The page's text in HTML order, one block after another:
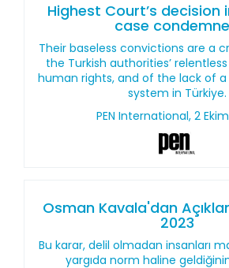
Highest Court’s decision
case
Their baseless convictions are a
the Turkish authorities’
human rights, and of the lack of
system in Türkiye.
PEN International, 2
Osman Kavala'dan
2023
Bu karar, delil olmadan insanları
yargıda norm haline